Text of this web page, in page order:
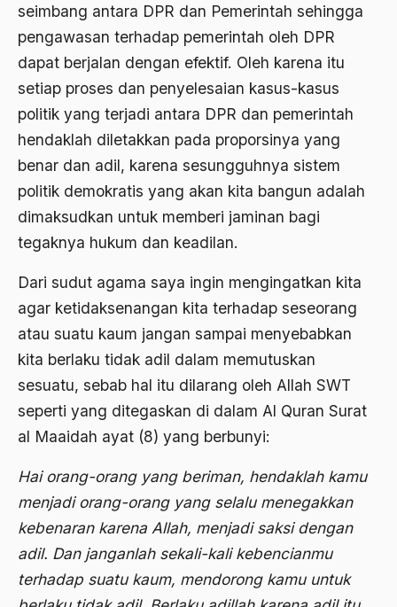
seimbang antara DPR dan Pemerintah sehingga
pengawasan terhadap pemerintah oleh DPR
dapat berjalan dengan efektif. Oleh karena itu
setiap proses dan penyelesaian kasus-kasus
politik yang terjadi antara DPR dan pemerintah
hendaklah diletakkan pada proporsinya yang
benar dan adil, karena sesungguhnya sistem
politik demokratis yang akan kita bangun adalah
dimaksudkan untuk memberi jaminan bagi
tegaknya hukum dan keadilan.
Dari sudut agama saya ingin mengingatkan kita
agar ketidaksenangan kita terhadap seseorang
atau suatu kaum jangan sampai menyebabkan
kita berlaku tidak adil dalam memutuskan
sesuatu, sebab hal itu dilarang oleh Allah SWT
seperti yang ditegaskan di dalam Al Quran Surat
al Maaidah ayat (8) yang berbunyi:
Hai orang-orang yang beriman, hendaklah kamu
menjadi orang-orang yang selalu menegakkan
kebenaran karena Allah, menjadi saksi dengan
adil. Dan janganlah sekali-kali kebencianmu
terhadap suatu kaum, mendorong kamu untuk
Buku "1492"
Buku P4
Buku Primadosa
Bulgaria
BUMN
Bung karno
burdah
Burhanudin
Buya Hamka
cak nur
caleg
Caligula
Calon presiden